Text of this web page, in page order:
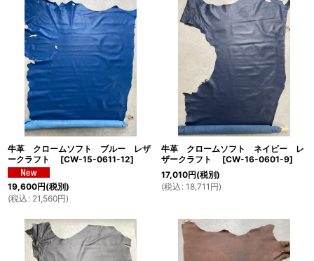
牛革 クロームソフト ブルー レザ
ークラフト
[CW-15-0611-12]
19,600円(税別)
(税込 : 21,560円)
牛革 クロームソフト ネイビー レ
ザークラフト
[CW-16-0601-9]
17,010円(税別)
(税込 : 18,711 円)